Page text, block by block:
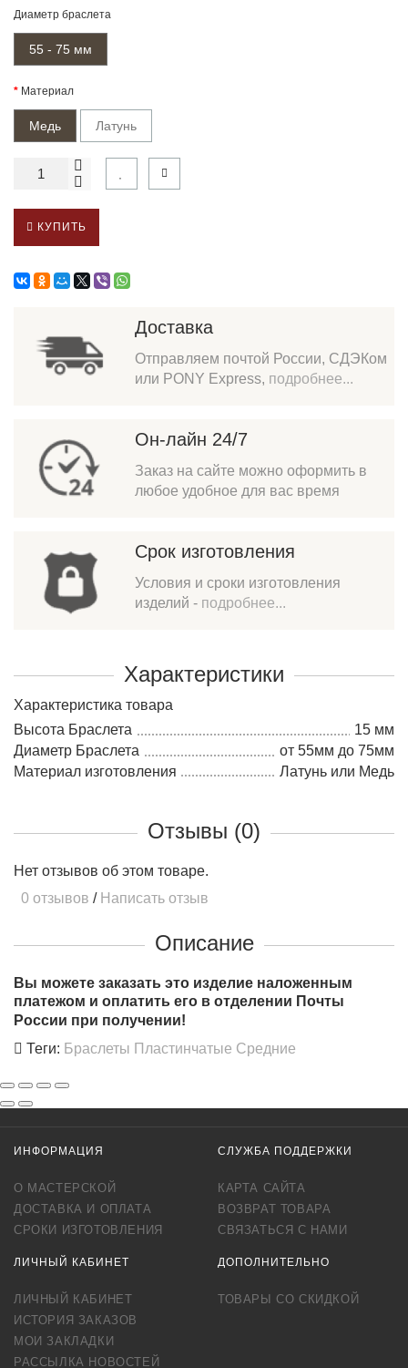
Диаметр браслета
55 - 75 мм
Материал
Медь Латунь
КУПИТЬ
Доставка
Отправляем почтой России, СДЭКом
или PONY Express, подробнее...
Он-лайн 24/7
Заказ на сайте можно оформить в
любое удобное для вас время
Срок изготовления
Условия и сроки изготовления
изделий - подробнее...
Характеристики
Характеристика товара
Высота Браслета
15 мм
Диаметр Браслета
от 55мм до 75мм
Материал изготовления
Латунь или Медь
Отзывы (0)
Нет отзывов об этом товаре.
0 отзывов / Написать отзыв
Описание
Вы можете заказать это изделие наложенным
платежом и оплатить его в отделении Почты
России при получении!
Теги: Браслеты Пластинчатые Средние
ИНФОРМАЦИЯ
О МАСТЕРСКОЙ
ДОСТАВКА И ОПЛАТА
СРОКИ ИЗГОТОВЛЕНИЯ
СЛУЖБА ПОДДЕРЖКИ
КАРТА САЙТА
ВОЗВРАТ ТОВАРА
СВЯЗАТЬСЯ С НАМИ
ЛИЧНЫЙ КАБИНЕТ
ЛИЧНЫЙ КАБИНЕТ
ИСТОРИЯ ЗАКАЗОВ
МОИ ЗАКЛАДКИ
РАССЫЛКА НОВОСТЕЙ
ДОПОЛНИТЕЛЬНО
ТОВАРЫ СО СКИДКОЙ